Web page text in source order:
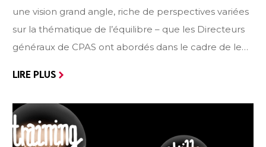
une vision grand angle, riche de perspectives variées
sur la thématique de l’équilibre – que les Directeurs
généraux de CPAS ont abordés dans le cadre de leur
filigrane de cette thématique, les intervenants
burnout, de la gestion du temps et de son énergie,
du sens et de la qualité de vie au travail (QVT).
LIRE PLUS